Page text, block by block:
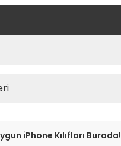
iPhone Kılıfları Burada!